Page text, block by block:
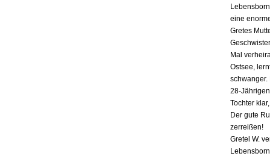
eine
Gretes
Mal
Ostsee,
schwanger.
28-
Tochter
Der gute
zerreißen!
Gretel W.